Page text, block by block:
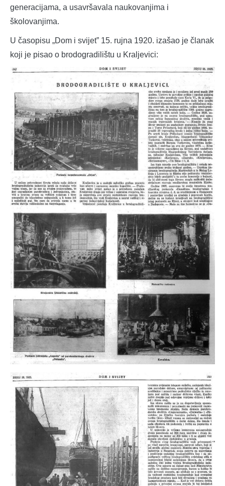
generacijama, a usavršavala naukovanjima i
školovanjima.
U časopisu „Dom i svijet” 15. rujna 1920. izašao je članak
koji je pisao o brodogradilištu u Kraljevici: